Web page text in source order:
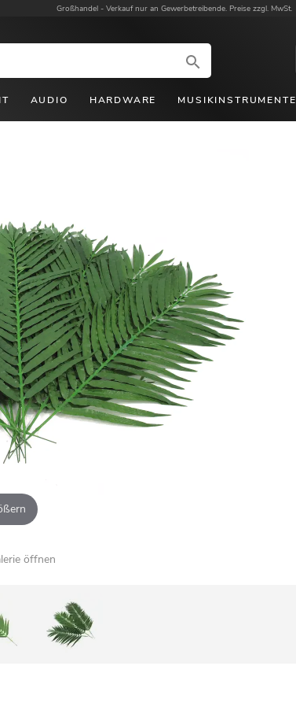
Großhandel - Verkauf nur an Gewerbetreibende. Preise zzgl. MwSt.
AUDIO HARDWARE MUSIKINSTRUMENTE
öffnen